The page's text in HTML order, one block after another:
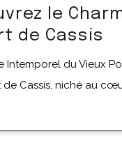
le
de Cassis
Intemporel du Vieux
de Cassis, niché au